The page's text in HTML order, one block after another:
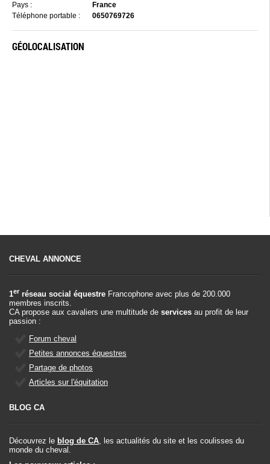
Pays :
France
Téléphone portable :
0650769726
GÉOLOCALISATION
CHEVAL ANNONCE
1er réseau social équestre Francophone avec plus de 200.000
membres inscrits.
CA propose aux cavaliers une multitude de services au profit de leur
passion :
Forum cheval
Petites annonces équestres
Partage de photos
Articles sur l'équitation
BLOG CA
Découvrez le blog de CA, les actualités du site et les coulisses du
monde du cheval.